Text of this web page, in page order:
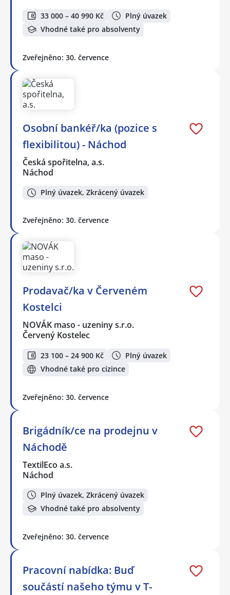
33 000 – 40 990 Kč
Plný úvazek
Vhodné také pro absolventy
Zveřejněno: 30. července
Osobní bankéř/ka (pozice s
flexibilitou) - Náchod
Česká spořitelna, a.s.
Náchod
Plný úvazek, Zkrácený úvazek
Zveřejněno: 30. července
Prodavač/ka v Červeném
Kostelci
NOVÁK maso - uzeniny s.r.o.
Červený Kostelec
23 100 – 24 900 Kč
Plný úvazek
Vhodné také pro cizince
Zveřejněno: 30. července
Brigádník/ce na prodejnu v
Náchodě
TextilEco a.s.
Náchod
Plný úvazek, Zkrácený úvazek
Vhodné také pro absolventy
Zveřejněno: 30. července
Pracovní nabídka: Buď
součástí našeho týmu v T-